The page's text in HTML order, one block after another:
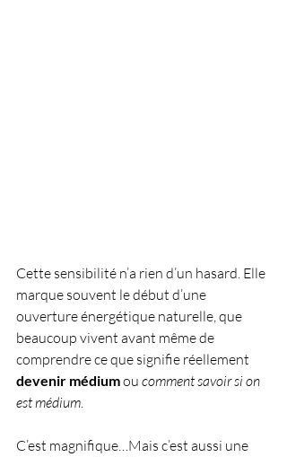
Cette sensibilité n’a rien d’un hasard. Elle
marque souvent le début d’une
ouverture énergétique naturelle, que
beaucoup vivent avant même de
comprendre ce que signifie réellement
devenir médium ou comment savoir si on
est médium.
C’est magnifique…Mais c’est aussi une